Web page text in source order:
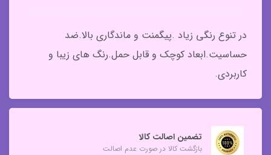
در تنوع رنگی زیاد .پیگمنت و ماندگاری بالا.ضد
حساسیت.ابعاد کوچک و قابل حمل.رنگ های زیبا و
کاربردی.
تضمین اصالت کالا
بازگشت کالا در صورت عدم اصالت